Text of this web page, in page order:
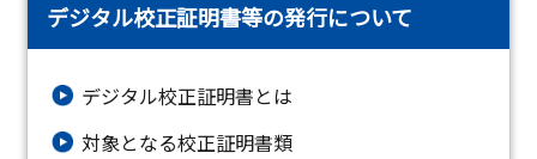
デジタル校正証明書等の発行について
デジタル校正証明書とは
対象となる校正証明書類